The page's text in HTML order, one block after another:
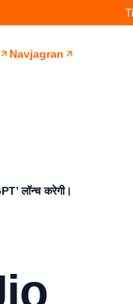
Navjagran
लॉन्च करेगी।